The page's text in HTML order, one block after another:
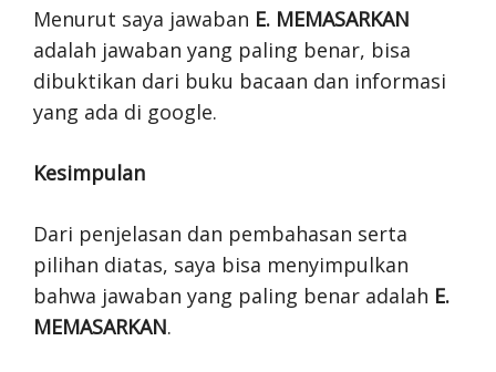
Menurut saya jawaban E. MEMASARKAN
adalah jawaban yang paling benar, bisa
dibuktikan dari buku bacaan dan informasi
yang ada di google.
Kesimpulan
Dari penjelasan dan pembahasan serta
pilihan diatas, saya bisa menyimpulkan
bahwa jawaban yang paling benar adalah E.
MEMASARKAN.